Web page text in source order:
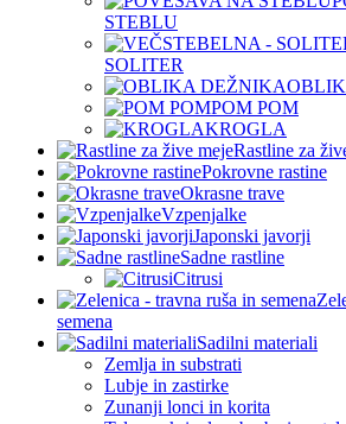
STEBLU
SOLITER
POM POM
KROGLA
Rastline za
Pokrovne rastine
Okrasne trave
Vzpenjalke
Japonski javorji
Sadne rastline
Citrusi
semena
Sadilni materiali
Zemlja in substrati
Lubje in zastirke
Zunanji lonci in korita